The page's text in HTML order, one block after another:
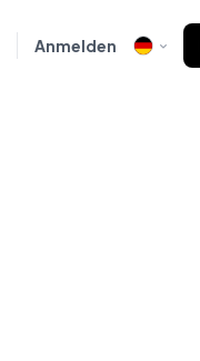
Anmelden